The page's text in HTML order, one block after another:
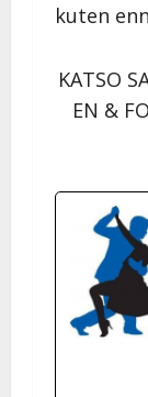
kuten
KATSO
EN &